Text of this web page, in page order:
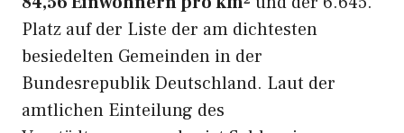
Platz auf der Liste der am dichtesten
besiedelten Gemeinden in der
Bundesrepublik Deutschland. Laut der
amtlichen Einteilung des